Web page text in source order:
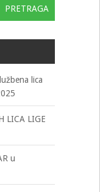
lica
LICA LIGE
u